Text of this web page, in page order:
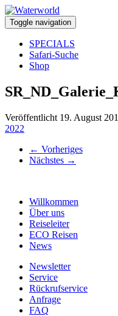
Toggle navigation
SPECIALS
Safari-Suche
Shop
Veröffentlicht 19. August
2022
← Vorheriges
Nächstes →
Willkommen
Über uns
Reiseleiter
ECO Reisen
News
Newsletter
Service
Rückrufservice
Anfrage
FAQ